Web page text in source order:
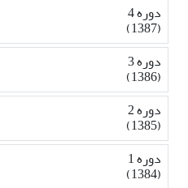
دوره 4
(1387)
دوره 3
(1386)
دوره 2
(1385)
دوره 1
(1384)